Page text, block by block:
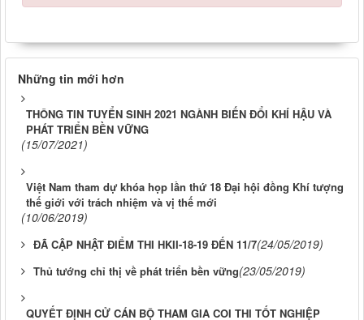
Những tin mới hơn
THÔNG TIN TUYỂN SINH 2021 NGÀNH BIẾN ĐỔI KHÍ HẬU VÀ
PHÁT TRIỂN BỀN VỮNG
(15/07/2021)
Việt Nam tham dự khóa họp lần thứ 18 Đại hội đồng Khí tượng
thế giới với trách nhiệm và vị thế mới
(10/06/2019)
ĐÃ CẬP NHẬT ĐIỂM THI HKII-18-19 ĐẾN 11/7(24/05/2019)
Thủ tướng chỉ thị về phát triển bền vững(23/05/2019)
QUYẾT ĐỊNH CỬ CÁN BỘ THAM GIA COI THI TỐT NGHIỆP